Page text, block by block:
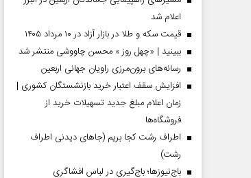
اعلام شد
قیمت سکه و طلا در بازار آزاد در ۱۰ مرداد ۱۴۰۵
ببینید | «چهل روز » محسن چاووشی منتشر شد
رسانه‌های برون‌مرزی راویان جهانی اربعین
افزایش سقف اعتبار خرید بازنشستگان کشوری |
زمان اعلام مبلغ جدید تسهیلات خرید از
فروشگاه‌ها
اطراف رشت کجا بریم (جاهای دیدنی اطراف
رشت)
باج‌نیوزها؛ باج‌گیری در لباس افشاگری
صفحات نخست روزنامه ها‌ی‌سه‌شنبه ۶ مردادماه